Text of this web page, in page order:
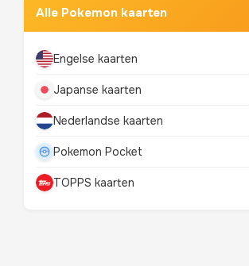
Alle Pokemon kaarten
Engelse kaarten
Japanse kaarten
Nederlandse kaarten
Pokemon Pocket
TOPPS kaarten